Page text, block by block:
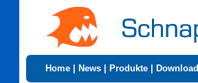
Home News Produkte Download